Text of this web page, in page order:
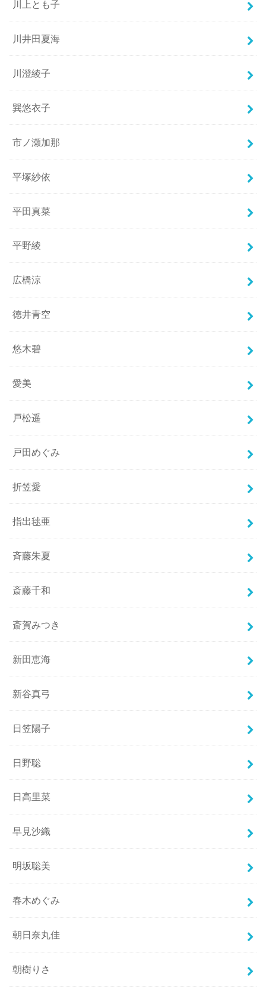
川上とも子
川井田夏海
川澄綾子
巽悠衣子
市ノ瀬加那
平塚紗依
平田真菜
平野綾
広橋涼
徳井青空
悠木碧
愛美
戸松遥
戸田めぐみ
折笠愛
指出毬亜
斉藤朱夏
斎藤千和
斎賀みつき
新田恵海
新谷真弓
日笠陽子
日野聡
日高里菜
早見沙織
明坂聡美
春木めぐみ
朝日奈丸佳
朝樹りさ